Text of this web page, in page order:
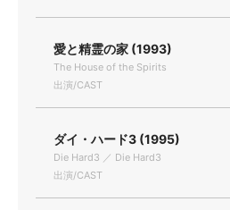
愛と精霊の家 (1993)
The House of the Spirits
出演/CAST
ダイ・ハード3 (1995)
Die Hard3 ／ Die Hard3
出演/CAST